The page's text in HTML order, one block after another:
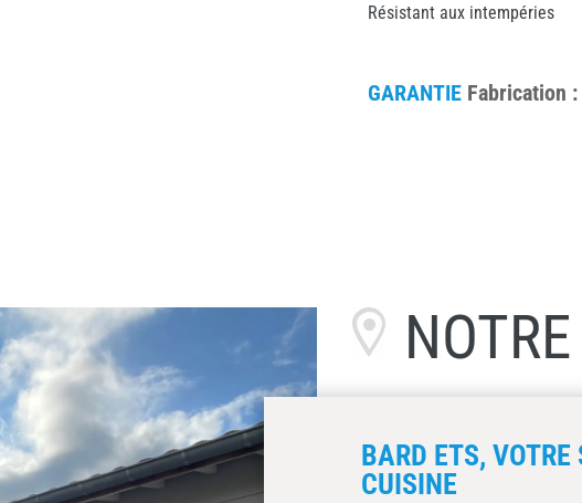
Résistant aux intempéries
GARANTIE Fabrication
NOTRE
BARD ETS,
CUISINE